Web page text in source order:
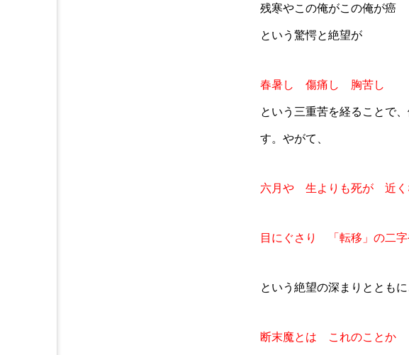
残寒やこの俺がこの俺が癌
という驚愕と絶望が
春暑し 傷痛し 胸苦し
という三重苦を経ることで
す。やがて、
六月や 生よりも死が 近く
目にぐさり 「転移」の二
という絶望の深まりととも
断末魔とは これのことか